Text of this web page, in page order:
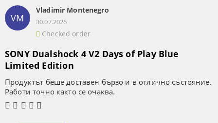
VM
Vladimir Montenegro
30.07.2026
Checked order
SONY Dualshock 4 V2 Days of Play Blue
Limited Edition
Продуктът беше доставен бързо и в отлично състояние.
Работи точно както се очаква.